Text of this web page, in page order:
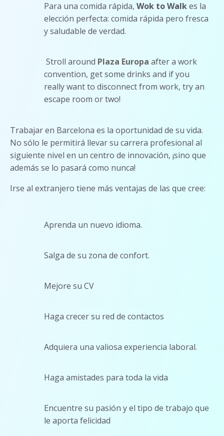
Para una comida rápida, Wok to Walkes la
elección perfecta: comida rápida pero fresca
y saludable de verdad.
Stroll around Plaza Europa after a work
convention, get some drinks and if you
really want to disconnect from work, try an
escape room or two!
Trabajar en Barcelona es la oportunidad de su vida.
No sólo le permitirá llevar su carrera profesional al
siguiente nivel en un centro de innovación, ¡sino que
además se lo pasará como nunca!
Irse al extranjero tiene más ventajas de las que cree:
Aprenda un nuevo idioma.
Salga de su zona de confort.
Mejore su CV
Haga crecer su red de contactos
Adquiera una valiosa experiencia laboral.
Haga amistades para toda la vida
Encuentre su pasión y el tipo de trabajo que
le aporta felicidad